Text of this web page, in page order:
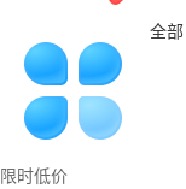
全部
限时低价